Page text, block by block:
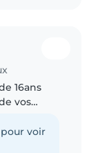
16ans
vos
enfants
en
voir